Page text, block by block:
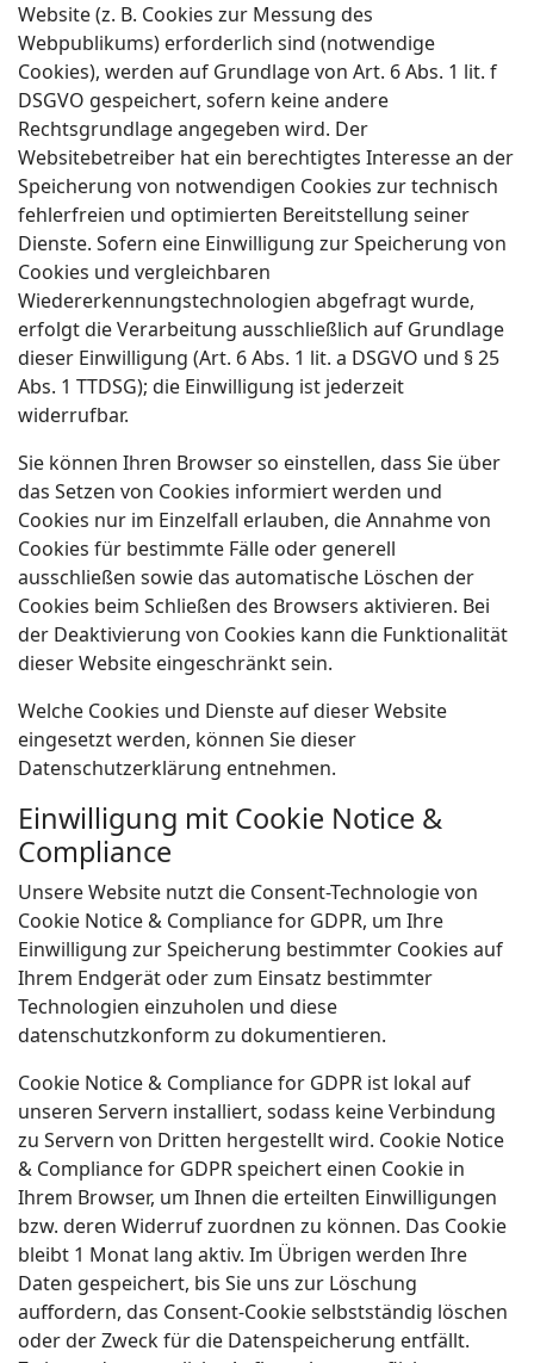
Website (z. B. Cookies zur Messung des
Webpublikums) erforderlich sind (notwendige
Cookies), werden auf Grundlage von Art. 6 Abs. 1 lit. f
DSGVO gespeichert, sofern keine andere
Rechtsgrundlage angegeben wird. Der
Websitebetreiber hat ein berechtigtes Interesse an der
Speicherung von notwendigen Cookies zur technisch
fehlerfreien und optimierten Bereitstellung seiner
Dienste. Sofern eine Einwilligung zur Speicherung von
Cookies und vergleichbaren
Wiedererkennungstechnologien abgefragt wurde,
erfolgt die Verarbeitung ausschließlich auf Grundlage
dieser Einwilligung (Art. 6 Abs. 1 lit. a DSGVO und § 25
Abs. 1 TTDSG); die Einwilligung ist jederzeit
widerrufbar.
Sie können Ihren Browser so einstellen, dass Sie über
das Setzen von Cookies informiert werden und
Cookies nur im Einzelfall erlauben, die Annahme von
Cookies für bestimmte Fälle oder generell
ausschließen sowie das automatische Löschen der
Cookies beim Schließen des Browsers aktivieren. Bei
der Deaktivierung von Cookies kann die Funktionalität
dieser Website eingeschränkt sein.
Welche Cookies und Dienste auf dieser Website
eingesetzt werden, können Sie dieser
Datenschutzerklärung entnehmen.
Einwilligung mit Cookie Notice &
Compliance
Unsere Website nutzt die Consent-Technologie von
Cookie Notice & Compliance for GDPR, um Ihre
Einwilligung zur Speicherung bestimmter Cookies auf
Ihrem Endgerät oder zum Einsatz bestimmter
Technologien einzuholen und diese
datenschutzkonform zu dokumentieren.
Cookie Notice & Compliance for GDPR ist lokal auf
unseren Servern installiert, sodass keine Verbindung
zu Servern von Dritten hergestellt wird. Cookie Notice
& Compliance for GDPR speichert einen Cookie in
Ihrem Browser, um Ihnen die erteilten Einwilligungen
bzw. deren Widerruf zuordnen zu können. Das Cookie
bleibt 1 Monat lang aktiv. Im Übrigen werden Ihre
Daten gespeichert, bis Sie uns zur Löschung
auffordern, das Consent-Cookie selbstständig löschen
oder der Zweck für die Datenspeicherung entfällt.